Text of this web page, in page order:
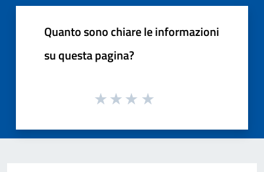
Quanto sono chiare le informazioni
su questa pagina?